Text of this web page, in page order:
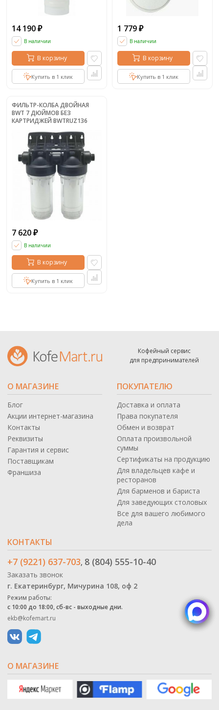
14 190 ₽
В наличии
В корзину
Купить в 1 клик
1 779 ₽
В наличии
В корзину
Купить в 1 клик
ФИЛЬТР-КОЛБА ДВОЙНАЯ
BWT 7 ДЮЙМОВ БЕЗ
КАРТРИДЖЕЙ BWTRUZ136
7 620 ₽
В наличии
В корзину
Купить в 1 клик
Кофейный сервис
для предпринимателей
О МАГАЗИНЕ
Блог
Акции интернет-магазина
Контакты
Реквизиты
Гарантия и сервис
Поставщикам
Франшиза
ПОКУПАТЕЛЮ
Доставка и оплата
Права покупателя
Обмен и возврат
Оплата произвольной
суммы
Сертификаты на продукцию
Для владельцев кафе и
ресторанов
Для барменов и бариста
Для заведующих столовых
Все для вашего любимого
дела
КОНТАКТЫ
+7 (9221) 637-703, 8 (804) 555-10-40
Заказать звонок
г. Екатеринбург, Мичурина 108, оф 2
Режим работы:
с 10:00 до 18:00, сб-вс - выходные дни.
ekb@kofemart.ru
О МАГАЗИНЕ